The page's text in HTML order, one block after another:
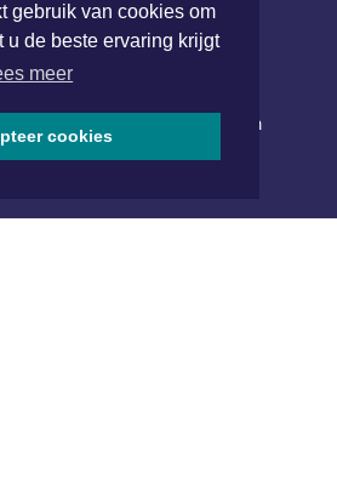
gebruik van cookies om
u de beste ervaring krijgt
meer
cookies
en krijg wekelijks een
uit jouw regio.